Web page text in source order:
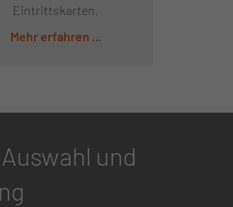
Eintrittskarten.
Mehr erfahren ...
und